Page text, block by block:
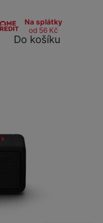
Na splátky
od 56 Kč
Do košíku